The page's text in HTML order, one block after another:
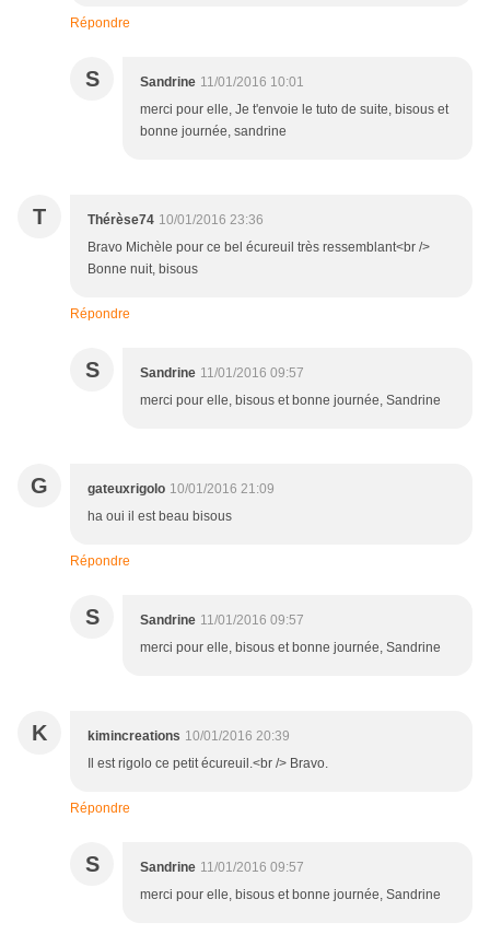
Répondre
S Sandrine 11/01/2016 10:01
merci pour elle, Je t'envoie le tuto de suite, bisous et
bonne journée, sandrine
T Thérèse74 10/01/2016 23:36
Bravo Michèle pour ce bel écureuil très ressemblant<br />
Bonne nuit, bisous
Répondre
S Sandrine 11/01/2016 09:57
merci pour elle, bisous et bonne journée, Sandrine
G gateuxrigolo 10/01/2016 21:09
ha oui il est beau bisous
Répondre
S Sandrine 11/01/2016 09:57
merci pour elle, bisous et bonne journée, Sandrine
K kimincreations 10/01/2016 20:39
Il est rigolo ce petit écureuil.<br /> Bravo.
Répondre
S Sandrine 11/01/2016 09:57
merci pour elle, bisous et bonne journée, Sandrine